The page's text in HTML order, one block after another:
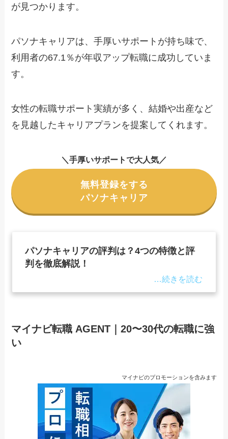
が見つかります。
パソナキャリアは、手厚いサポートが持ち味で、
利用者の67.1％が年収アップ転職に成功していま
す。
女性の転職サポート実績が多く、結婚や出産など
を見越したキャリアプランを提案してくれます。
＼手厚いサポートで大人気／
無料登録をする
パソナキャリア
パソナキャリアの評判は？4つの特徴と評
判を徹底解説！
マイナビ転職 AGENT｜20〜30代の転職に強
い
マイナビのプロモーションを含みます